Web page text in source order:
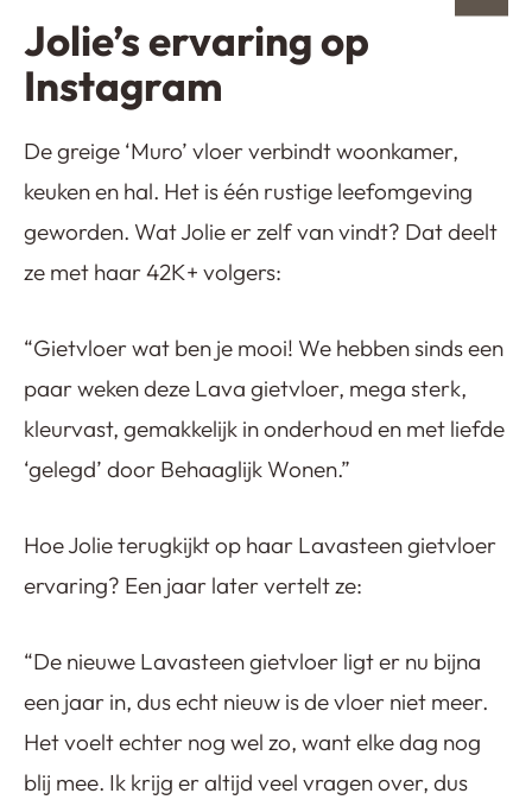
Jolie’s ervaring op
Instagram
De greige ‘Muro’ vloer verbindt woonkamer,
keuken en hal. Het is één rustige leefomgeving
geworden. Wat Jolie er zelf van vindt? Dat deelt
ze met haar 42K+ volgers:
“Gietvloer wat ben je mooi! We hebben sinds een
paar weken deze Lava gietvloer, mega sterk,
kleurvast, gemakkelijk in onderhoud en met liefde
‘gelegd’ door Behaaglijk Wonen.”
Hoe Jolie terugkijkt op haar Lavasteen gietvloer
ervaring? Een jaar later vertelt ze:
“De nieuwe Lavasteen gietvloer ligt er nu bijna
een jaar in, dus echt nieuw is de vloer niet meer.
Het voelt echter nog wel zo, want elke dag nog
blij mee. Ik krijg er altijd veel vragen over, dus